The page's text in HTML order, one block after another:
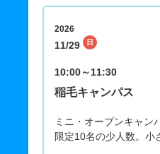
2026
11/29 日
10:00～11:30
稲毛キャンパス
ミニ・オープンキャン
限定10名の少人数。